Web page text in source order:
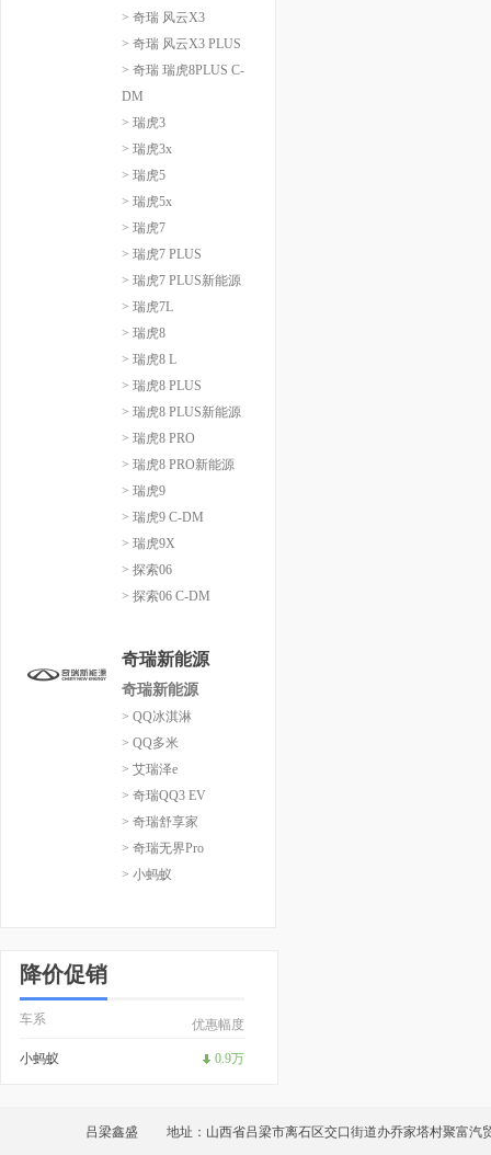
> 奇瑞 风云X3
> 奇瑞 风云X3 PLUS
> 奇瑞 瑞虎8PLUS C-
DM
> 瑞虎3
> 瑞虎3x
> 瑞虎5
> 瑞虎5x
> 瑞虎7
> 瑞虎7 PLUS
> 瑞虎7 PLUS新能源
> 瑞虎7L
> 瑞虎8
> 瑞虎8 L
> 瑞虎8 PLUS
> 瑞虎8 PLUS新能源
> 瑞虎8 PRO
> 瑞虎8 PRO新能源
> 瑞虎9
> 瑞虎9 C-DM
> 瑞虎9X
> 探索06
> 探索06 C-DM
奇瑞新能源
奇瑞新能源
> QQ冰淇淋
> QQ多米
> 艾瑞泽e
> 奇瑞QQ3 EV
> 奇瑞舒享家
> 奇瑞无界Pro
> 小蚂蚁
降价促销
车系 优惠幅度
小蚂蚁 0.9万
吕梁鑫盛 地址：山西省吕梁市离石区交口街道办乔家塔村聚富汽